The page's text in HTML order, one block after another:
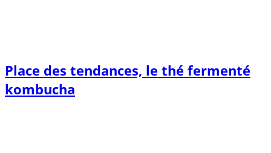
Place des tendances, le thé fermenté
kombucha